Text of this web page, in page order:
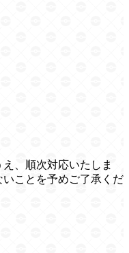
、順次対応いたしま
ことを予めご了承くだ